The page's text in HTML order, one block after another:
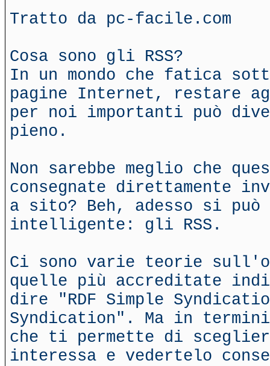
Tratto da pc-facile.com
Cosa sono gli RSS?
In un mondo che fatica
pagine Internet, restare
per noi importanti può
pieno.
Non sarebbe meglio che
consegnate direttamente
a sito? Beh, adesso si
intelligente: gli RSS.
Ci sono varie teorie
quelle più accreditate
dire "RDF Simple
Syndication". Ma in
che ti permette di
interessa e vedertelo